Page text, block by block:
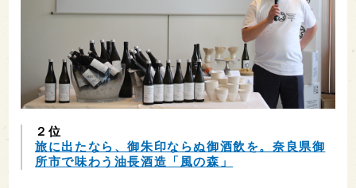
２位
旅に出たなら、御朱印ならぬ御酒飲を。奈良県御
所市で味わう油長酒造「風の森」